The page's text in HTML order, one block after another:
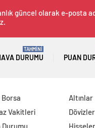
güncel olarak e-posta
DURUMU
TAHMİNİ
PUAN
Borsa
Vakitleri
Durumu
Altınlar
Dövizler
Hisseler